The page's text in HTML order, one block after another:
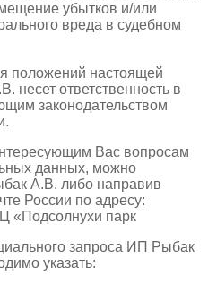
убытков и/или
вреда в судебном
положений настоящей
несет ответственность в
законодательством
Вас вопросам
данных, можно
А.В. либо направив
России по адресу:
«Подсолнухи парк
запроса ИП Рыбак
указать: